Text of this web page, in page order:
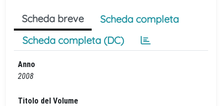
Scheda breve
Scheda completa
Scheda completa (DC)
Anno
2008
Titolo del Volume